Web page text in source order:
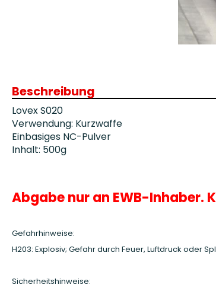
Armanov Dillon Zubehör
Beschreibung
Lovex S020
Verwendung: Kurzwaffe
Einbasiges NC-Pulver
Inhalt: 500g
Abgabe nur an EWB-Inhaber.
Gefahrhinweise:
H203: Explosiv; Gefahr durch Feuer, Luftdruck oder
Sicherheitshinweise: